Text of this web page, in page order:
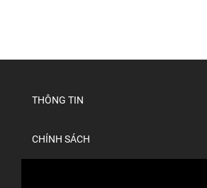
THÔNG TIN
CHÍNH SÁCH